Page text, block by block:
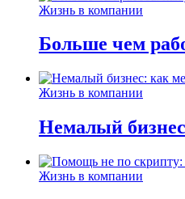
Жизнь в компании
Больше чем
Жизнь в компании
Немалый
Жизнь в компании